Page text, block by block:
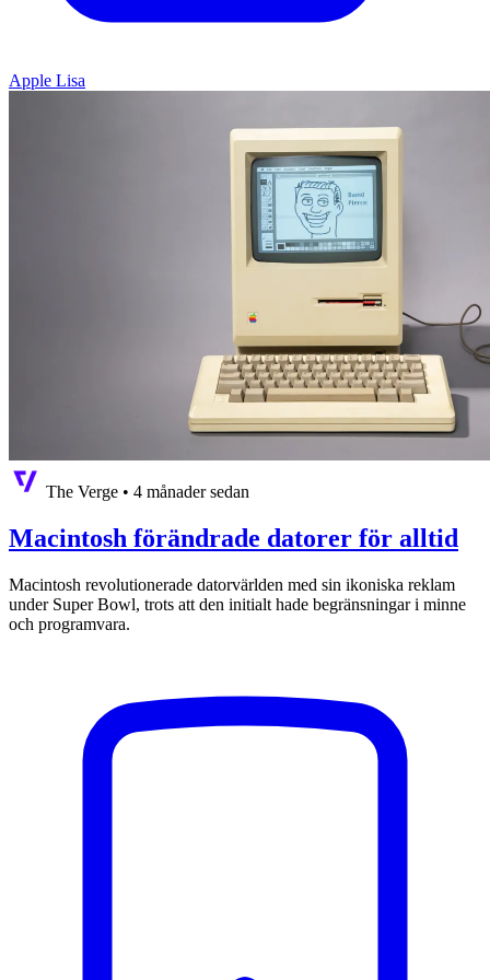
Apple Lisa
The Verge • 4 månader sedan
Macintosh förändrade datorer för alltid
Macintosh revolutionerade datorvärlden med sin ikoniska reklam
under Super Bowl, trots att den initialt hade begränsningar i minne
och programvara.